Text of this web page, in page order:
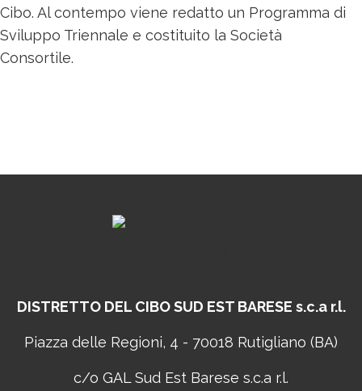
Cibo. Al contempo viene redatto un Programma di
Sviluppo Triennale e costituito la Società
Consortile.
DISTRETTO DEL CIBOSUD EST BARESE s.c.a r.l.
Piazza delle Regioni, 4 - 70018 Rutigliano (BA)
c/o GAL Sud Est Barese s.c.a r.l.